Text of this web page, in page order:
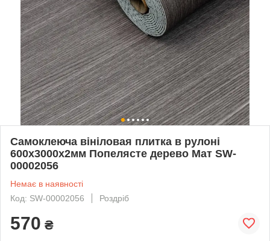
Самоклеюча вініловая плитка в рулоні
600х3000х2мм Попелясте дерево Мат SW-
00002056
Немає в наявності
Код: SW-00002056
Роздріб
570 ₴